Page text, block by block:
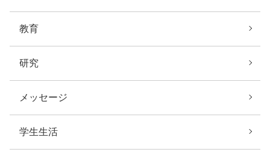
教育
研究
メッセージ
学生生活